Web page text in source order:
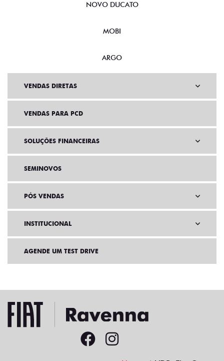
NOVO DUCATO
MOBI
ARGO
VENDAS DIRETAS
VENDAS PARA PCD
SOLUÇÕES FINANCEIRAS
SEMINOVOS
PÓS VENDAS
INSTITUCIONAL
AGENDE UM TEST DRIVE